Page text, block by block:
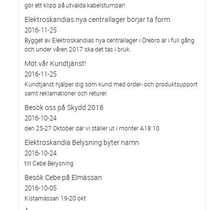
gör ett klipp på utvalda kabelstumpar!
Elektroskandias nya centrallager börjar ta form
2016-11-25
Bygget av Elektroskandias nya centrallager i Örebro är i full gång
och under våren 2017 ska det tas i bruk.
Möt vår Kundtjänst!
2016-11-25
Kundtjänst hjälper dig som kund med order- och produktsupport
samt reklamationer och returer.
Besök oss på Skydd 2016
2016-10-24
den 25-27 Oktober där vi ställer ut i monter A18:10
Elektroskandia Belysning byter namn
2016-10-24
till Cebe Belysning
Besök Cebe på Elmässan
2016-10-05
Kistamässan 19-20 okt